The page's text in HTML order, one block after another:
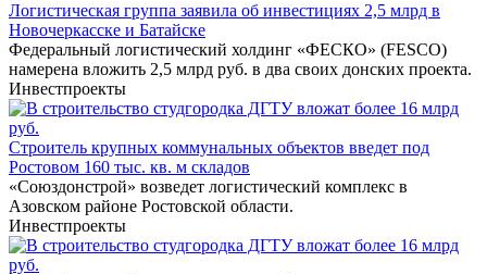
Логистическая группа заявила об инвестициях 2,5 млрд в
Новочеркасске и Батайске
Федеральный логистический холдинг «ФЕСКО» (FESCO)
намерена вложить 2,5 млрд руб. в два своих донских проекта.
Инвестпроекты
Строитель крупных коммунальных объектов введет под
Ростовом 160 тыс. кв. м складов
«Союздонстрой» возведет логистический комплекс в
Азовском районе Ростовской области.
Инвестпроекты